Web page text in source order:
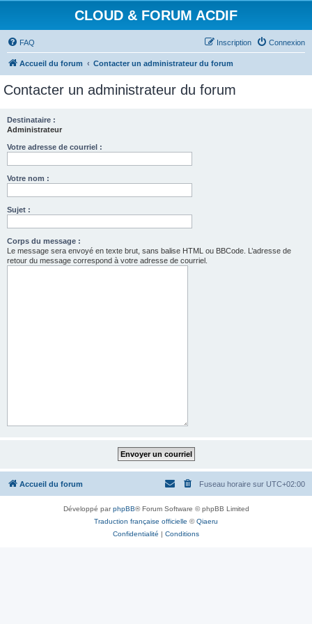
CLOUD & FORUM ACDIF
FAQ Connexion
Inscription
Accueil du forum Contacter un administrateur du forum
Contacter un administrateur du forum
Destinataire :
Administrateur
Votre adresse de courriel :
Votre nom :
Sujet :
Corps du message :
Le message sera envoyé en texte brut, sans balise HTML ou BBCode. L’adresse de
retour du message correspond à votre adresse de courriel.
Accueil du forum Fuseau horaire sur UTC+02:00
Développé parphpBB® Forum Software © phpBB Limited
Traduction française officielle ©Qiaeru
Confidentialité | Conditions